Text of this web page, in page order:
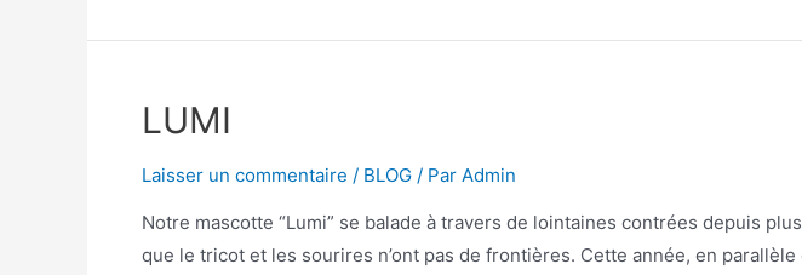
LUMI
Laisser un commentaire / BLOG / Par Admin
Notre mascotte “Lumi” se balade à travers de lointaines contrées depuis
que le tricot et les sourires n’ont pas de frontières. Cette année, en